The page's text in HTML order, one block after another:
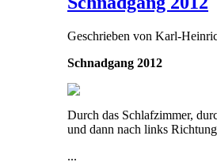
Geschrieben von Karl-
Schnadgang 2012
Durch das Schlafzimmer,
und dann nach links Richtung
...